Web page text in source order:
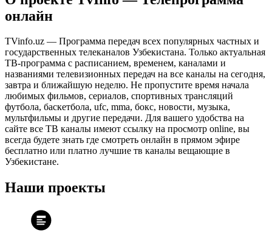
онлайн
TVinfo.uz — Программа передач всех популярных частных и
государственных телеканалов Узбекистана. Только актуальная
ТВ-программа с расписанием, временем, каналами и
названиями телевизионных передач на все каналы на сегодня,
завтра и ближайшую неделю. Не пропустите время начала
любимых фильмов, сериалов, спортивных трансляций
футбола, баскетбола, ufc, mma, бокс, новости, музыка,
мультфильмы и другие передачи. Для вашего удобства на
сайте все ТВ каналы имеют ссылку на просмотр online, вы
всегда будете знать где смотреть онлайн в прямом эфире
бесплатно или платно лучшие тв каналы вещающие в
Узбекистане.
Наши проекты